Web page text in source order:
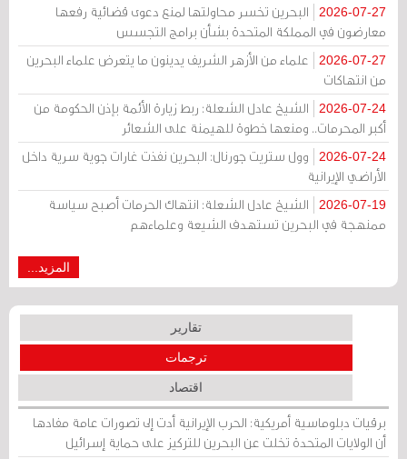
2026-07-27
البحرين تخسر محاولتها لمنع دعوى قضائية رفعها
معارضون في المملكة المتحدة بشأن برامج التجسس
2026-07-27
علماء من الأزهر الشريف يدينون ما يتعرض علماء البحرين
من انتهاكات
2026-07-24
الشيخ عادل الشعلة: ربط زيارة الأئمة بإذن الحكومة من
أكبر المحرمات.. ومنعها خطوة للهيمنة على الشعائر
2026-07-24
وول ستريت جورنال: البحرين نفذت غارات جوية سرية داخل
الأراضي الإيرانية
2026-07-19
الشيخ عادل الشعلة: انتهاك الحرمات أصبح سياسة
ممنهجة في البحرين تستهدف الشيعة وعلماءهم
المزيد...
تقارير
ترجمات
اقتصاد
برقيات دبلوماسية أمريكية: الحرب الإيرانية أدت إلى تصورات عامة مفادها
أن الولايات المتحدة تخلت عن البحرين للتركيز على حماية إسرائيل